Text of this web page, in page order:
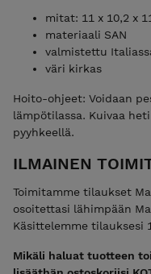
mitat: 11 x 10,2 x
materiaali SAN
valmistettu
väri kirkas
Hoito-ohjeet: Voidaan
lämpötilassa. Kuivaa
pyyhkeellä.
ILMAINEN
Toimitamme tilaukset
osoitettasi lähimpään
Käsittelemme tilauksesi
Mikäli haluat tuotteen